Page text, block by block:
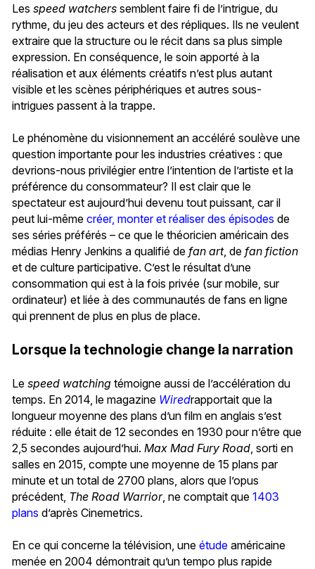
Les speed watchers semblent faire fi de l’intrigue, du
rythme, du jeu des acteurs et des répliques. Ils ne veulent
extraire que la structure ou le récit dans sa plus simple
expression. En conséquence, le soin apporté à la
réalisation et aux éléments créatifs n’est plus autant
visible et les scènes périphériques et autres sous-
intrigues passent à la trappe.
Le phénomène du visionnement an accéléré soulève une
question importante pour les industries créatives : que
devrions-nous privilégier entre l’intention de l’artiste et la
préférence du consommateur? Il est clair que le
spectateur est aujourd’hui devenu tout puissant, car il
peut lui-même créer, monter et réaliser des épisodes de
ses séries préférés – ce que le théoricien américain des
médias Henry Jenkins a qualifié de fan art, de fan fiction
et de culture participative. C’est le résultat d’une
consommation qui est à la fois privée (sur mobile, sur
ordinateur) et liée à des communautés de fans en ligne
qui prennent de plus en plus de place.
Lorsque la technologie change la narration
Le speed watching témoigne aussi de l’accélération du
temps. En 2014, le magazine Wiredrapportait que la
longueur moyenne des plans d’un film en anglais s’est
réduite : elle était de 12 secondes en 1930 pour n’être que
2,5 secondes aujourd’hui. Max Mad Fury Road , sorti en
salles en 2015, compte une moyenne de 15 plans par
minute et un total de 2700 plans, alors que l’opus
précédent, The Road Warrior, ne comptait que 1403
plans d’après Cinemetrics.
En ce qui concerne la télévision, une étude américaine
menée en 2004 démontrait qu’un tempo plus rapide